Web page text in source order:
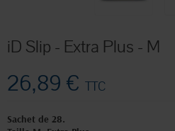
iD Slip - Extra Plus - M
26,89 € TTC
Sachet de 28.